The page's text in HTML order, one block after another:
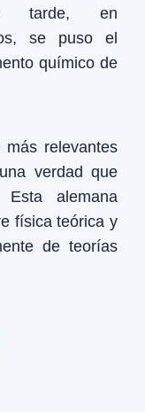
tarde, en
se puso el
químico de
relevantes
verdad que
alemana
física teórica y
de teorías